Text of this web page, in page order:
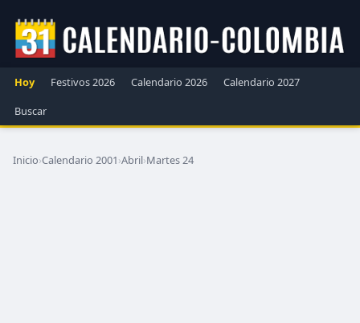
Hoy Festivos 2026 Calendario 2026
Calendario 2027
Buscar
Inicio›Calendario 2001›Abril›Martes 24